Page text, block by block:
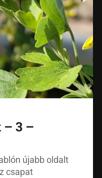
3 –
újabb oldalt
csapat